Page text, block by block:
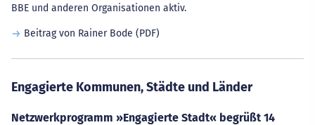
BBE und anderen Organisationen aktiv.
Beitrag von Rainer Bode (PDF)
Engagierte Kommunen, Städte und Länder
Netzwerkprogramm »Engagierte Stadt« begrüßt 14